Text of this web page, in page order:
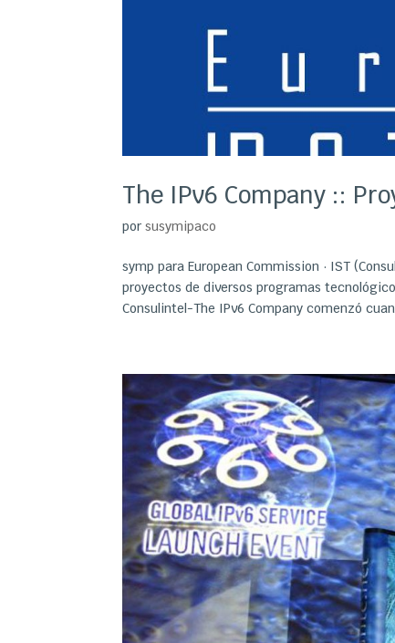
The IPv6 Company ::
porsusymipaco
symp para European Commission · IST
proyectos de diversos programas
Consulintel-The IPv6 Company comenzó